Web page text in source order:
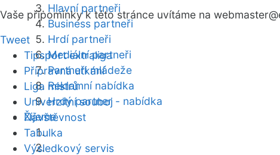
Hlavní partneři
Business partneři
Hrdí partneři
Mediální partneři
Partneři mládeže
Reklamní nabídka
Hrdý partner - nabídka
Žijeme
Vaše připomínky k této stránce uvítáme na webmaster
Tweet
Tipsport extraliga
Přípravná utkání
Liga mistrů
Univerzitní souboj
Návštěvnost
Tabulka
Výsledkový servis